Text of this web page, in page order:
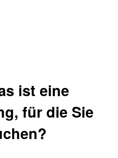
ist eine
für die Sie